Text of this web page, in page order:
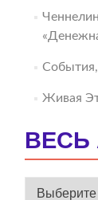
События,
Живая
ВЕСЬ
ВЕСЬ